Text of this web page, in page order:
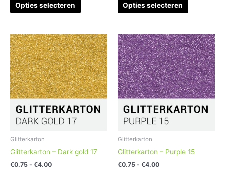
Opties selecteren Opties selecteren
Glitterkarton
Glitterkarton – Dark gold 17
€0.75 - €4.00
Prijsklasse:
€0.75
tot
€4.00
Dit
product
heeft
meerdere
variaties.
Deze
optie
kan
op
Glitterkarton
Glitterkarton – Purple 15
€0.75 - €4.00
Prijsklasse:
€0.75
tot
€4.00
Dit
product
heeft
meerdere
variaties.
Deze
optie
kan
op